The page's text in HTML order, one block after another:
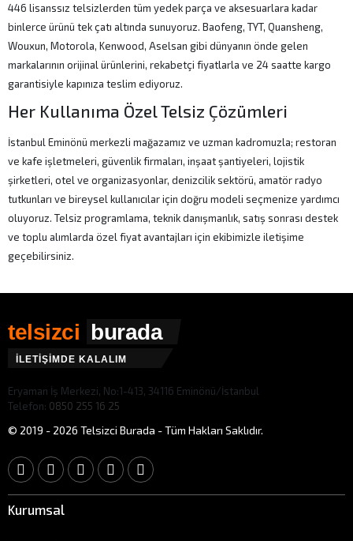
446 lisanssız telsizlerden tüm yedek parça ve aksesuarlara kadar
binlerce ürünü tek çatı altında sunuyoruz. Baofeng, TYT, Quansheng,
Wouxun, Motorola, Kenwood, Aselsan gibi dünyanın önde gelen
markalarının orijinal ürünlerini, rekabetçi fiyatlarla ve 24 saatte kargo
garantisiyle kapınıza teslim ediyoruz.
Her Kullanıma Özel Telsiz Çözümleri
İstanbul Eminönü merkezli mağazamız ve uzman kadromuzla; restoran
ve kafe işletmeleri, güvenlik firmaları, inşaat şantiyeleri, lojistik
şirketleri, otel ve organizasyonlar, denizcilik sektörü, amatör radyo
tutkunları ve bireysel kullanıcılar için doğru modeli seçmenize yardımcı
oluyoruz. Telsiz programlama, teknik danışmanlık, satış sonrası destek
ve toplu alımlarda özel fiyat avantajları için ekibimizle iletişime
geçebilirsiniz.
telsizci burada
İLETİŞİMDE KALALIM
Eryaman İş Merkezi, No:1-413, 34116 Eminönü/İstanbul
Telefon: 0850 255 16 25
© 2019 - 2026 Telsizci Burada - Tüm Hakları Saklıdır.
Kurumsal